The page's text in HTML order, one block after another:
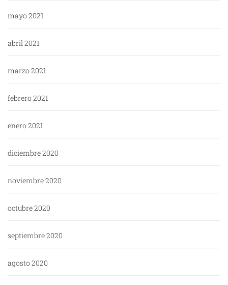
mayo 2021
abril 2021
marzo 2021
febrero 2021
enero 2021
diciembre 2020
noviembre 2020
octubre 2020
septiembre 2020
agosto 2020